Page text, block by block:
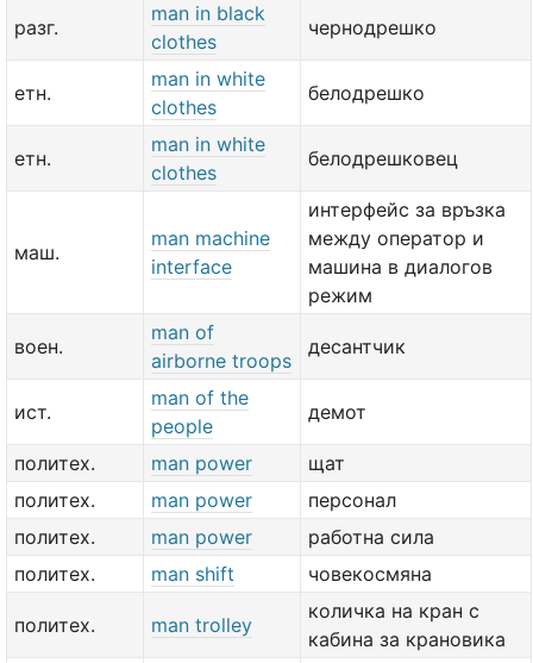
разг.
man in black
clothes
чернодрешко
етн.
man in white
clothes
белодрешко
етн.
man in white
clothes
белодрешковец
маш.
man machine
interface
интерфейс за връзка
между оператор и
машина в диалогов
режим
воен.
man of
airborne troops
десантчик
ист.
man of the
people
демот
политех. man power
щат
политех.
man power
персонал
политех.
man power
работна сила
политех.
man shift човекосмяна
политех. man trolley
количка на кран с
кабина за крановика